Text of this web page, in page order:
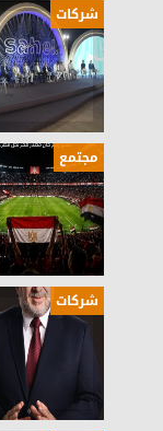
شركات
مجتمع
شركات